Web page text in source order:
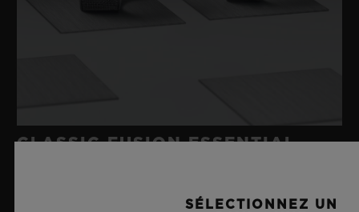
CLASSIC FUSION ESSENTIAL
SÉLECTIONNEZ UN